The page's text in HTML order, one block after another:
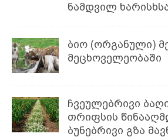
ნამდვილ
ბიო (ორგანული)
მეცხოველეობაში
ჩვეულებრივი
თრიფსის
ბუნებრივი გზა